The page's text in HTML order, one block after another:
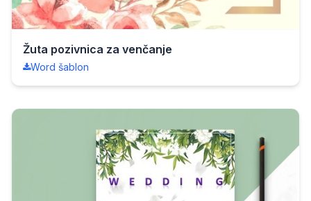
Žuta pozivnica za venčanje
Word šablon